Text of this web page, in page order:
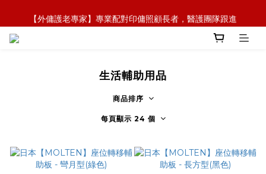
【全新概念】長者護理復康用品，可租可買，彈性選擇
【外傭護老專家】專業配對印傭照顧長者，醫護團隊跟進
【政府資助】善用社區照顧服務券，上門服務及租用產品
生活輔助用品
商品排序
每頁顯示 24 個